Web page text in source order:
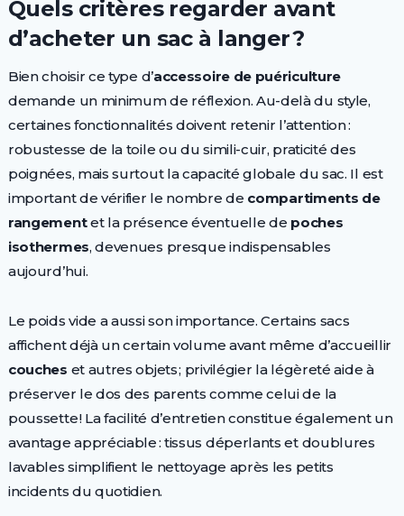
Quels critères regarder avant
d’acheter un sac à langer ?
Bien choisir ce type d’accessoire de puériculture
demande un minimum de réflexion. Au-delà du style,
certaines fonctionnalités doivent retenir l’attention :
robustesse de la toile ou du simili-cuir, praticité des
poignées, mais surtout la capacité globale du sac. Il est
important de vérifier le nombre de compartiments de
rangementet la présence éventuelle de poches
isothermes, devenues presque indispensables
aujourd’hui.
Le poids vide a aussi son importance. Certains sacs
affichent déjà un certain volume avant même d’accueillir
couches et autres objets ; privilégier la légèreté aide à
préserver le dos des parents comme celui de la
poussette ! La facilité d’entretien constitue également un
avantage appréciable : tissus déperlants et doublures
lavables simplifient le nettoyage après les petits
incidents du quotidien.